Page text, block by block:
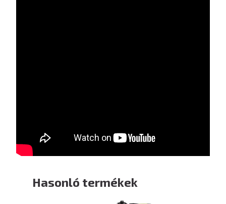
Hasonló termékek